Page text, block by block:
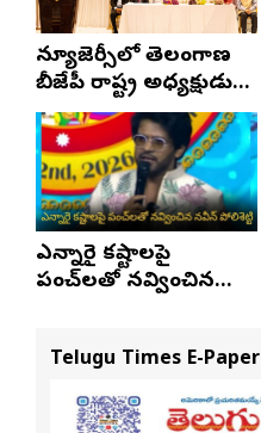
న్యూజెర్సీలో తెలంగాణ
బీజేపీ రాష్ట్ర అధ్యక్షుడు
ఎన్. రాంచందర్‌రావుకు
ఘన స్వాగతం
ఎన్నారై కష్టాలపై
పంచ్‌లతో నవ్వించిన
Telugu Times E-Paper